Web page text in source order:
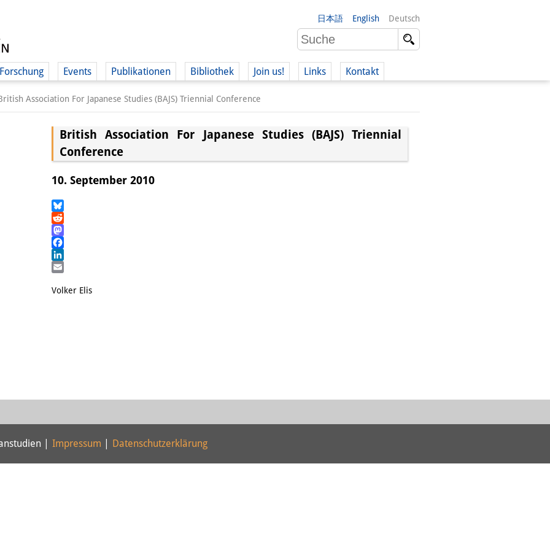
日本語 English Deutsch
Forschung Events Publikationen Bibliothek Join us! Links Kontakt
Association For Japanese Studies (BAJS) Triennial Conference
British Association For Japanese Studies (BAJS) Triennial
Conference
10. September 2010
Bluesky
Reddit
Mastodon
Facebook
LinkedIn
Volker Elis
| Impressum Datenschutzerklärung